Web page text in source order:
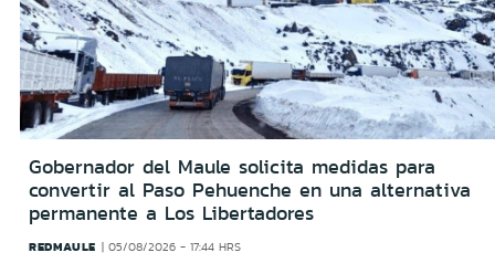
Gobernador del Maule solicita medidas para
convertir al Paso Pehuenche en una alternativa
permanente a Los Libertadores
REDMAULE 05/08/2026 - 17:44 HRS